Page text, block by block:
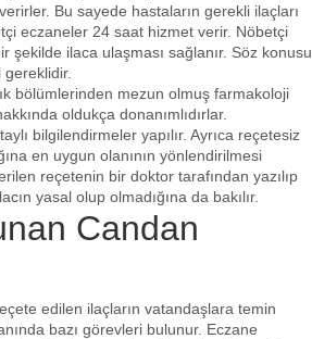
Bu sayede hastaların gerekli ilaçları
eczaneler 24 saat hizmet verir. Nöbetçi
şekilde ilaca ulaşması sağlanır. Söz konusu
bölümlerinden mezun olmuş farmakoloji
oldukça donanımlıdırlar.
bilgilendirmeler yapılır. Ayrıca reçetesiz
en uygun olanının yönlendirilmesi
reçetenin bir doktor tarafından yazılıp
yasal olup olmadığına da bakılır.
Candan
edilen ilaçların vatandaşlara temin
bazı görevleri bulunur. Eczane